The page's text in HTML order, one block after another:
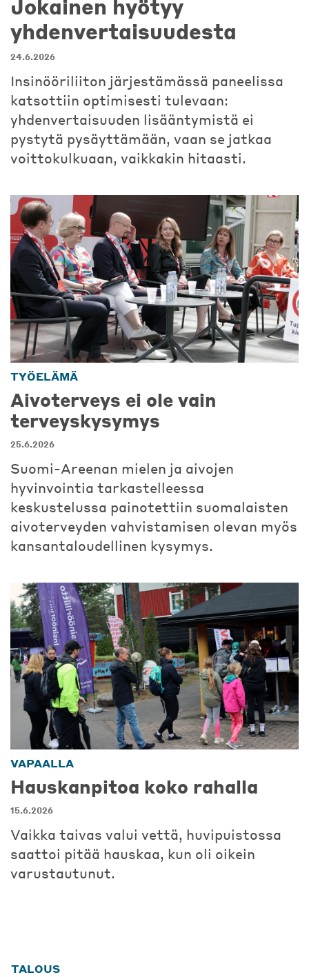
Jokainen hyötyy
yhdenvertaisuudesta
24.6.2026
Insinööriliiton järjestämässä paneelissa
katsottiin optimisesti tulevaan:
yhdenvertaisuuden lisääntymistä ei
pystytä pysäyttämään, vaan se jatkaa
voittokulkuaan, vaikkakin hitaasti.
TYÖELÄMÄ
Aivoterveys ei ole vain
terveyskysymys
25.6.2026
Suomi-Areenan mielen ja aivojen
hyvinvointia tarkastelleessa
keskustelussa painotettiin suomalaisten
aivoterveyden vahvistamisen olevan myös
kansantaloudellinen kysymys.
VAPAALLA
Hauskanpitoa koko rahalla
15.6.2026
Vaikka taivas valui vettä, huvipuistossa
saattoi pitää hauskaa, kun oli oikein
varustautunut.
TALOUS